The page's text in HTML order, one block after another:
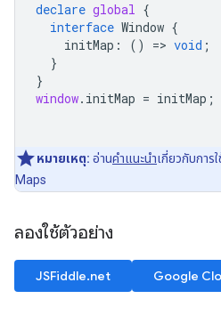
declare global {
interface Window {
initMap : () => void ;
}
}
window. initMap = initMap ;
หมายเหตุ: อ่านคำแนะนำเกี่ยวกับการ
Maps
ลองใช้ตัวอย่าง
JSFiddle.net Google